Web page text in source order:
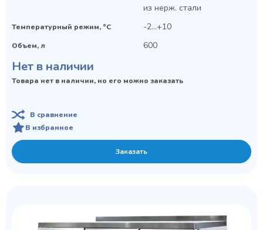
из нерж. стали
Температурный режим, °C -2...+10
Объем, л 600
Нет в наличии
Товара нет в наличии, но его можно заказать
В сравнение
В избранное
Заказать